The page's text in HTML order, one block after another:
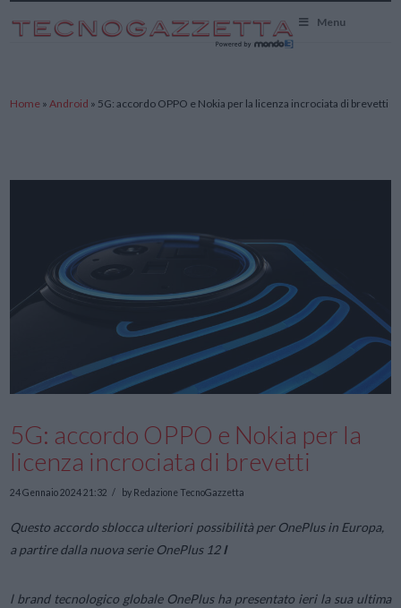
Menu
Home »Android » 5G: accordo OPPO e Nokia per la licenza incrociata di brevetti
5G: accordo OPPO e Nokia per la
licenza incrociata di brevetti
24 Gennaio 2024 21:32 by Redazione TecnoGazzetta
Questo accordo sblocca ulteriori possibilità per OnePlus in Europa,
a partire dalla nuova serie OnePlus 12I
l brand tecnologico globale OnePlus ha presentato ieri la sua ultima